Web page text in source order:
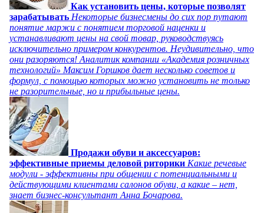
Как установить цены, которые позволят
зарабатывать Некоторые бизнесмены до сих пор путают
понятие маржи с понятием торговой наценки и
устанавливают цены на свой товар, руководствуясь
исключительно примером конкурентов. Неудивительно, что
они разоряются! Аналитик компании «Академия розничных
технологий» Максим Горшков дает несколько советов и
формул, с помощью которых можно установить не только
не разорительные, но и прибыльные цены.
Продажи обуви и аксессуаров:
эффективные приемы деловой риторики Какие речевые
модули - эффективны при общении с потенциальными и
действующими клиентами салонов обуви, а какие – нет,
знает бизнес-консультант Анна Бочарова.